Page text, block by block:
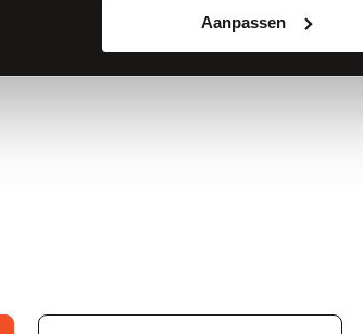
Aanpassen
!